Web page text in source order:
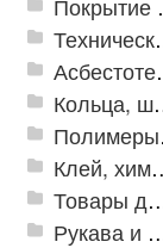
Клей,
Товары
Рукава и